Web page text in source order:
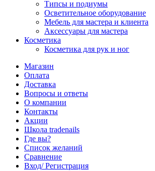
Типсы и подиумы
Осветительное оборудование
Мебель для мастера и клиента
Аксессуары для мастера
Косметика
Косметика для рук и ног
Магазин
Оплата
Доставка
Вопросы и ответы
О компании
Контакты
Акции
Школа tradenails
Где вы?
Список желаний
Сравнение
Вход/ Регистрация